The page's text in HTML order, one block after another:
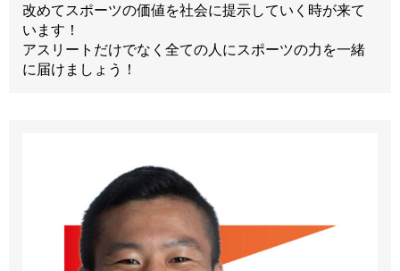
改めてスポーツの価値を社会に提示していく時が来て
います！
アスリートだけでなく全ての人にスポーツの力を一緒
に届けましょう！